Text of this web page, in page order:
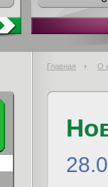
Главная О